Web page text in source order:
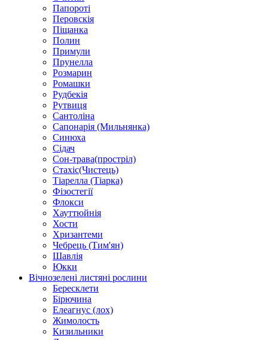
Папороті
Перовскія
Піщанка
Полин
Примули
Прунелла
Розмарин
Ромашки
Рудбекія
Рутвиця
Сантоліна
Сапонарія (Мильнянка)
Синюха
Сідач
Сон-трава(простріл)
Стахіс(Чистець)
Тіарелла (Тіарка)
Фізостегії
Флокси
Хауттюйнія
Хости
Хризантеми
Чебрець (Тим'ян)
Шавлія
Юкки
Вічнозелені листяні рослини
Бересклети
Бірючина
Елеагнус (лох)
Жимолость
Кизильники